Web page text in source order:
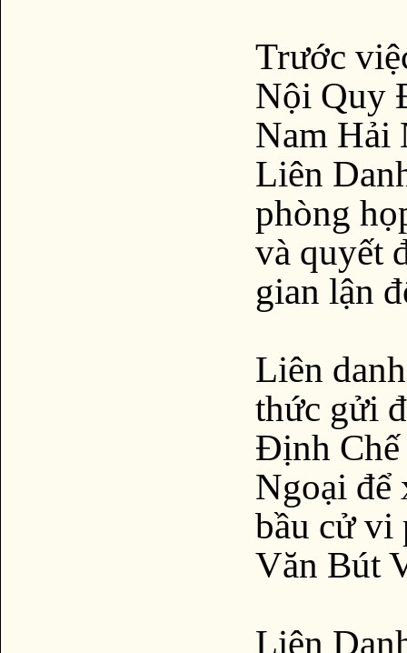
Trước
Nội Quy
Nam Hải
Liên
phòng
và quyết
gian lận
Liên
thức gửi
Định
Ngoại để
bầu cử vi
Văn Bút
Liên